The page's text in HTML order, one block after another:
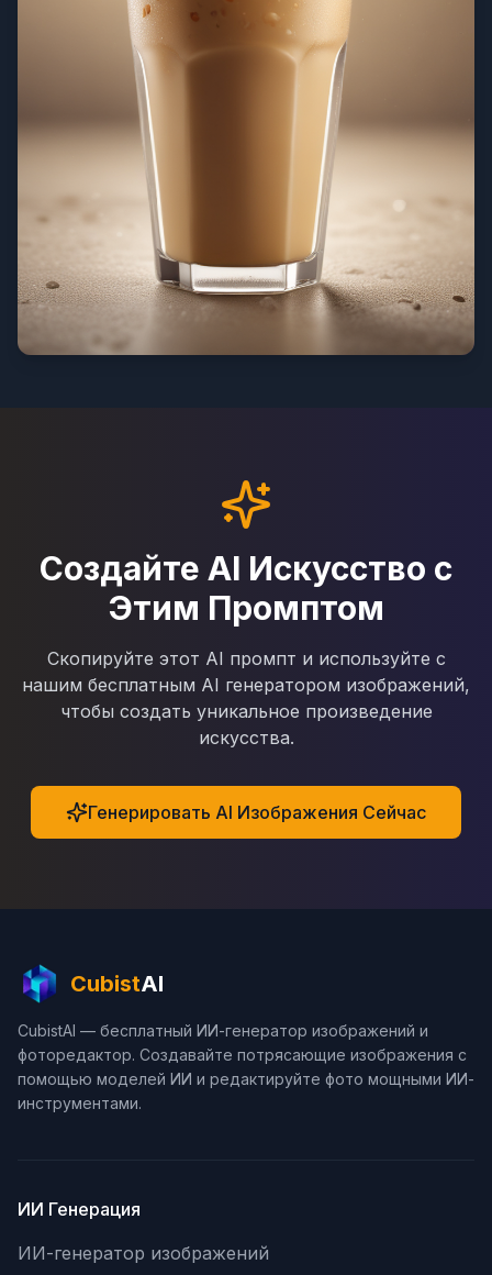
Создайте AI Искусство с
Этим Промптом
Скопируйте этот AI промпт и используйте с
нашим бесплатным AI генератором изображений,
чтобы создать уникальное произведение
искусства.
Генерировать AI Изображения Сейчас
CubistAI
CubistAI — бесплатный ИИ-генератор изображений и
фоторедактор. Создавайте потрясающие изображения с
помощью моделей ИИ и редактируйте фото мощными ИИ-
инструментами.
ИИ Генерация
ИИ-генератор изображений